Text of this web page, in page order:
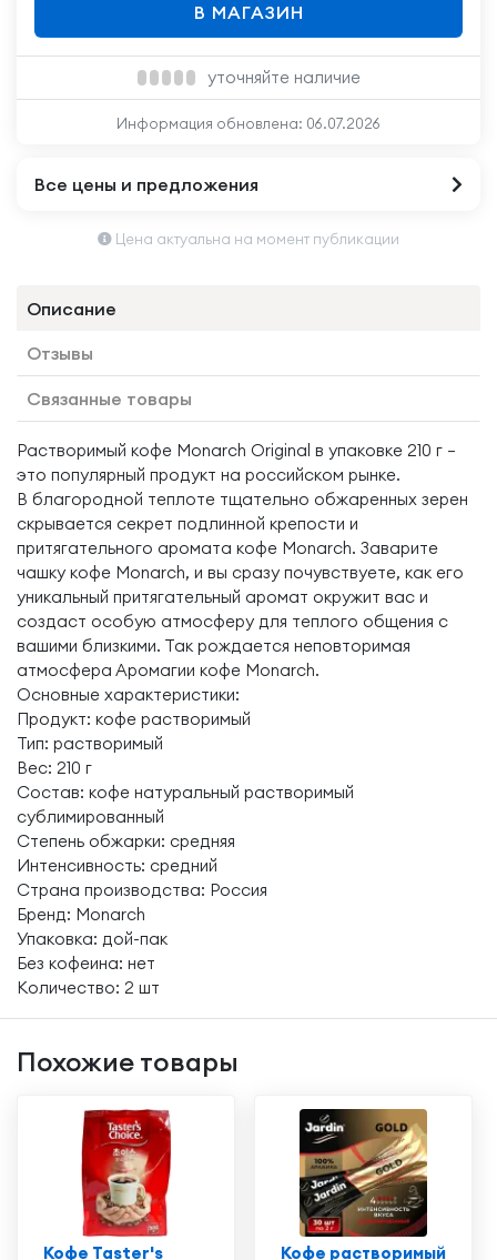
В МАГАЗИН
уточняйте наличие
Информация обновлена: 06.07.2026
Все цены и предложения
Цена актуальна на момент публикации
Описание
Отзывы
Связанные товары
Растворимый кофе Monarch Original в упаковке 210 г —
это популярный продукт на российском рынке.
В благородной теплоте тщательно обжаренных зерен
скрывается секрет подлинной крепости и
притягательного аромата кофе Monarch. Заварите
чашку кофе Monarch, и вы сразу почувствуете, как его
уникальный притягательный аромат окружит вас и
создаст особую атмосферу для теплого общения с
вашими близкими. Так рождается неповторимая
атмосфера Аромагии кофе Monarch.
Основные характеристики:
Продукт: кофе растворимый
Тип: растворимый
Вес: 210 г
Состав: кофе натуральный растворимый
сублимированный
Степень обжарки: средняя
Интенсивность: средний
Страна производства: Россия
Бренд: Monarch
Упаковка: дой-пак
Без кофеина: нет
Количество: 2 шт
Похожие товары
Кофе Taster's
Кофе растворимый